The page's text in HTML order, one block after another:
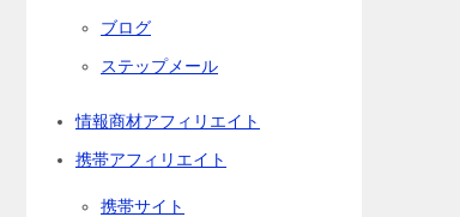
ブログ
ステップメール
情報商材アフィリエイト
携帯アフィリエイト
携帯サイト